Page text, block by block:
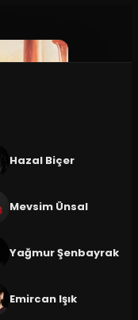
Hazal Biçer
Mevsim Ünsal
Yağmur Şenbayrak
Emircan Işık